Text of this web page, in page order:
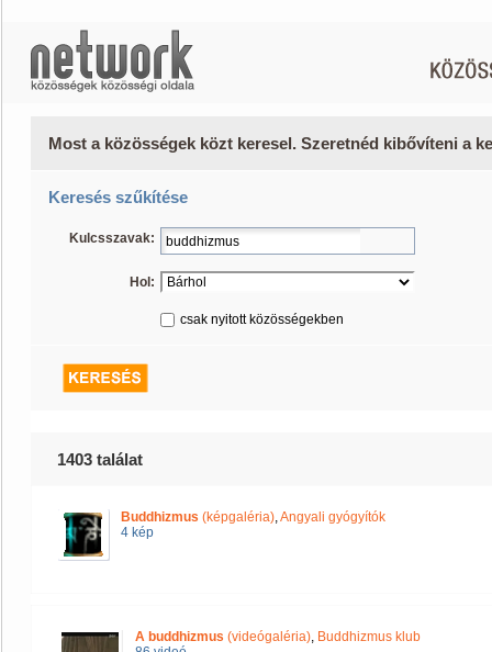
Most a közösségek közt keresel. Szeretnéd kibővíteni a
Keresés szűkítése
Kulcsszavak:
Hol:
csak nyitott közösségekben
1403 találat
Buddhizmus (képgaléria),Angyali gyógyítók
4 kép
A buddhizmus (videógaléria), Buddhizmus klub